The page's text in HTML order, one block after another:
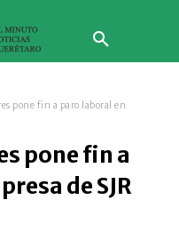
pone fin a paro laboral en
pone fin a
de SJR